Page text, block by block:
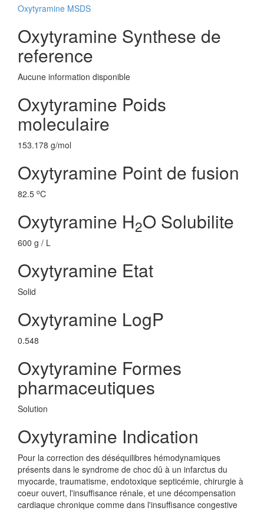
Oxytyramine MSDS
Oxytyramine Synthese de
reference
Aucune information disponible
Oxytyramine Poids
moleculaire
153.178 g/mol
Oxytyramine Point de fusion
82.5 oC
Oxytyramine H2O Solubilite
600 g / L
Oxytyramine Etat
Solid
Oxytyramine LogP
0.548
Oxytyramine Formes
pharmaceutiques
Solution
Oxytyramine Indication
Pour la correction des déséquilibres hémodynamiques
présents dans le syndrome de choc dû à un infarctus du
myocarde, traumatisme, endotoxique septicémie, chirurgie à
coeur ouvert, l'insuffisance rénale, et une décompensation
cardiaque chronique comme dans l'insuffisance congestive